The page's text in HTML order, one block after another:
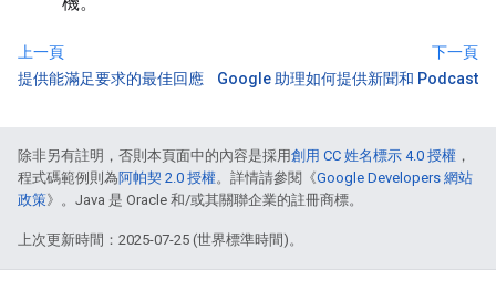
上一頁
提供能滿足要求的最佳回應
下一頁
Google 助理如何提供新聞和 Podcast
除非另有註明，否則本頁面中的內容是採用創用 CC 姓名標示 4.0 授權 ，
程式碼範例則為阿帕契 2.0 授權。詳情請參閱《Google Developers 網站
政策》。Java 是 Oracle 和/或其關聯企業的註冊商標。
上次更新時間：2025-07-25 (世界標準時間)。